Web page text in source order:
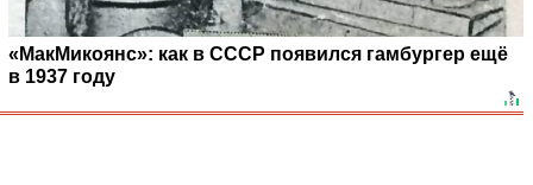
«МакМикоянс»: как в СССР появился гамбургер ещё
в 1937 году